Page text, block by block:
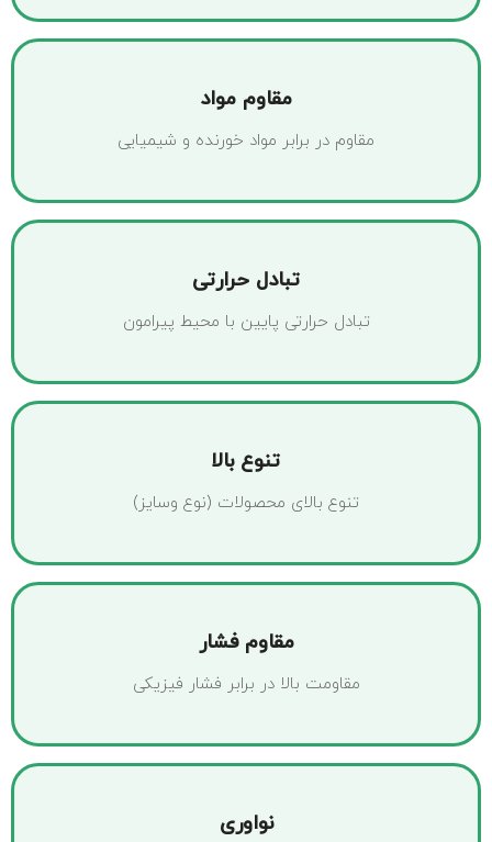
مقاوم مواد
مقاوم در برابر مواد خورنده و شیمیایی
تبادل حرارتی
تبادل حرارتی پایین با محیط پیرامون
تنوع بالا
تنوع بالای محصولات (نوع وسایز)
مقاوم فشار
مقاومت بالا در برابر فشار فیزیکی
نواوری